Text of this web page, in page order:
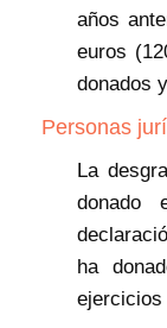
años
euros
donados
Personas
La
donado
ha